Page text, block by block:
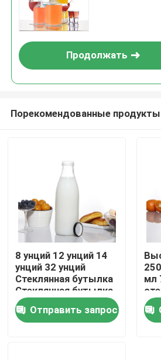
Главная страница
Продукция
Продолжать
Порекомендованные продукты
8 унций 12 унций 14
унций 32 унций
Стеклянная бутылка
Стеклянная бутылка
с молоком
Отправить запрос
мл